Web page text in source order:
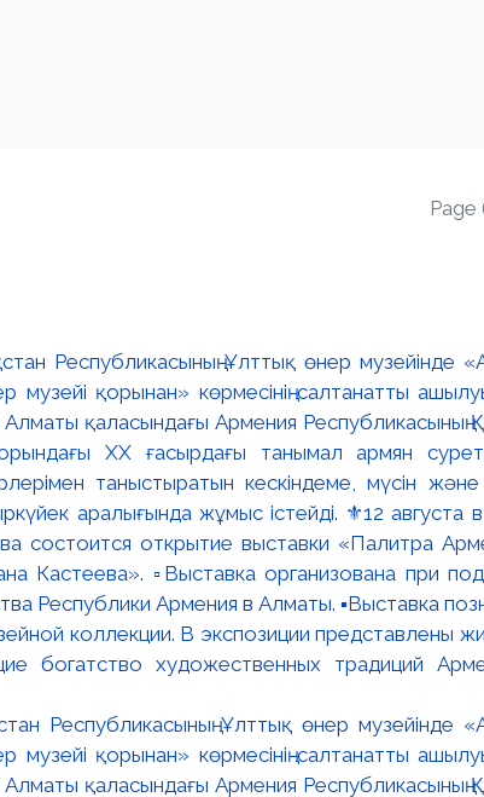
Page
Республикасының Ұлттық өнер музейінде
қорынан» көрмесінің салтанатты
қаласындағы Армения Республикасының